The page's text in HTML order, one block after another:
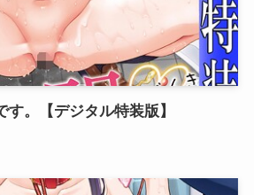
。【デジタル特装版】